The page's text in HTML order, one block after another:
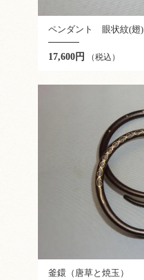
ペンダント 眼状紋(翅)
17,600円 （税込）
釜鐶（唐草と焼玉）